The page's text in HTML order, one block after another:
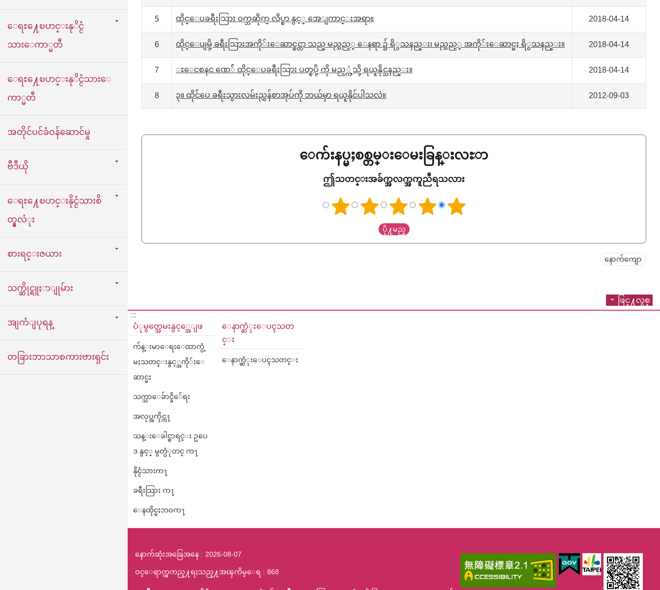
ေရႊ႔ေၿပာင္းနုိင္ငံ
သားေကာ္မတီ
ေရႊ႔ေၿပာင္းနုိင္ငံသားေ
ကာ္မတီ
အတိုင်ပင်ခံဝန်ဆောင်မှု
ဗီဒီယို
ေရႊ႔ေၿပာင္းနိုင္ငံသားစိ
တ္နွလံုး
စားရင္းဇယား
သက္ဆိုင္ရူႈာျုမ်ား
အျကံျပုရန္
တခြားဘာသာစကားဗားရှင်း
5 ထိုင္ေပခရီးသြား ဝက္ဘဆိုက္ လိပ္စာ နွင့္ အေျကာင္းအရာ။ 2018-04-14
6 ထိုင္ေပျမို့ ခရီးသြားအကို်းေဆာင္စင္တာ သည္ မည္သည့္ ေနရာ ၌ ရိွသနည္း၊ မည္သည့္ အကို်းေဆာင္မႈ ရိွသနည္း။ 2018-04-14
7 ႊေငစနင ဏေ်် ထိုင္ေပခရီးသြား ပတ္စပို့ ကို မည့္ကဲ့သို့ ရယူနိုင္သနည္း။ 2018-04-14
8 ၃။ ထိုင်ပေ ခရီးသွားလမ်းညွှန်စာအုပ်ကို ဘယ်မှာ ရယူနိုင်ပါသလဲ။ 2012-09-03
ေက်းနပ္မႈစစ္တမ္းေမးခြန္းလႊာ
ဤသတင္းအခ်က္အလက္အကူညီရသလား
နောက်ကျော
ဖြင္႔လွစ္
:::
ပံုမွတ္အေမးနွင့္အေျဖ
က်န္းမာေရးေထာက္ပံ့
မႈသတင္းနွင့္အကို်းေ
ဆာင္မႈ
သက္သာေခ်ာင္ခိ်ေရး
အလုပ္အကိုင္က႑
သန္းေခါင္စာရင္း ဥပေ
ဒ နွင့္ မွတ္ပံုတင္ က႑
နိုင္ငံသားက႑
ခရီးသြား က႑
ေနထိုင္မႈဘဝက႑
ေနာက္ဆံုးေပၚသတ
င္း
ေနာက္ဆံုးေပၚသတင္း
နောက်ဆုံးအခြေအနေ 2026-08-07
ဝင္ေရာက္ၾကည္႔ရႈသည္႔အၾကိမ္ေရ 868